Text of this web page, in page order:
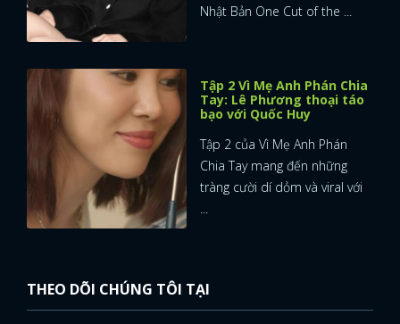
Nhật Bản One Cut of the ...
Tập 2 Vì Mẹ Anh Phán Chia
Tay: Lê Phương thoại táo
bạo với Quốc Huy
Tập 2 của Vì Mẹ Anh Phán
Chia Tay mang đến những
tràng cười dí dỏm và viral với
...
THEO DÕI CHÚNG TÔI TẠI